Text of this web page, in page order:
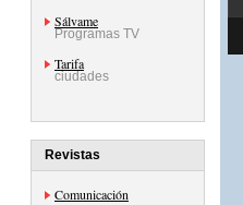
Sálvame
Programas TV
Tarifa
ciudades
Revistas
Comunicación